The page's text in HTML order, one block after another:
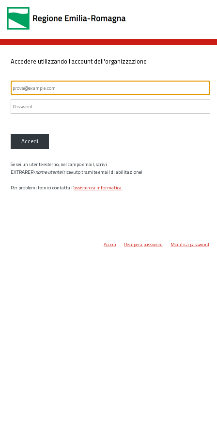
Accedere utilizzando l'account dell'organizzazione
Accedi
Se sei un utente esterno, nel campo email, scrivi
EXTRARER\nome utente(ricevuto tramite email di abilitazione)
Per problemi tecnici contatta l’assistenza informatica.
Accedi Recupera password Modifica password